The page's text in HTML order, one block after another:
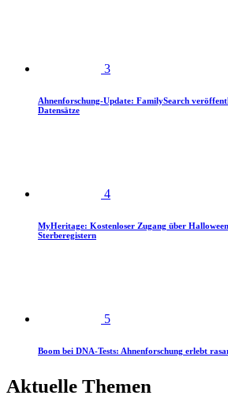
3
Ahnenforschung-Update: FamilySearch
Datensätze
4
MyHeritage: Kostenloser Zugang über
Sterberegistern
5
Boom bei DNA-Tests: Ahnenforschung erlebt
Aktuelle Themen